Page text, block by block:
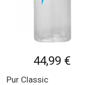
44,99 €
Pur Classic